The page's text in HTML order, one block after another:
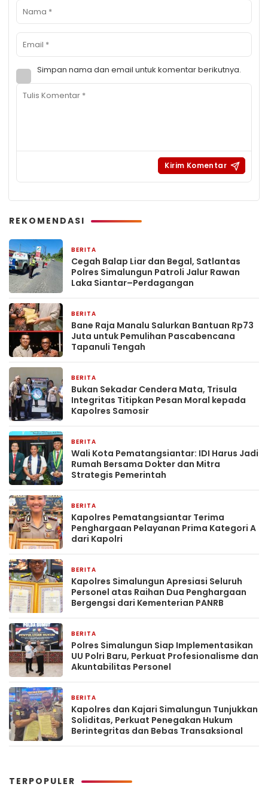
Simpan nama dan email untuk komentar berikutnya.
REKOMENDASI
BERITA
Cegah Balap Liar dan Begal, Satlantas
Polres Simalungun Patroli Jalur Rawan
Laka Siantar–Perdagangan
BERITA
Bane Raja Manalu Salurkan Bantuan Rp73
Juta untuk Pemulihan Pascabencana
Tapanuli Tengah
BERITA
Bukan Sekadar Cendera Mata, Trisula
Integritas Titipkan Pesan Moral kepada
Kapolres Samosir
BERITA
Wali Kota Pematangsiantar: IDI Harus Jadi
Rumah Bersama Dokter dan Mitra
Strategis Pemerintah
BERITA
Kapolres Pematangsiantar Terima
Penghargaan Pelayanan Prima Kategori A
dari Kapolri
BERITA
Kapolres Simalungun Apresiasi Seluruh
Personel atas Raihan Dua Penghargaan
Bergengsi dari Kementerian PANRB
BERITA
Polres Simalungun Siap Implementasikan
UU Polri Baru, Perkuat Profesionalisme dan
Akuntabilitas Personel
BERITA
Kapolres dan Kajari Simalungun Tunjukkan
Soliditas, Perkuat Penegakan Hukum
Berintegritas dan Bebas Transaksional
TERPOPULER